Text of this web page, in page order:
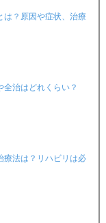
は？原因や症状、治療
全治はどれくらい？
療法は？リハビリは必